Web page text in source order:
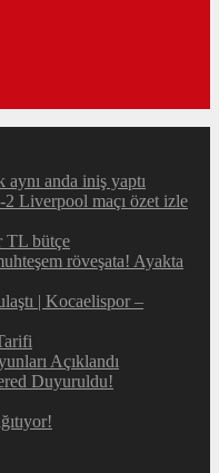
aynı anda iniş yaptı
Liverpool maçı özet izle
TL bütçe
röveşata! Ayakta
| Kocaelispor –
Açıklandı
Duyuruldu!